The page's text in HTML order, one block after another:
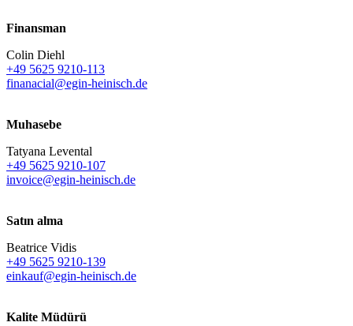
Finansman
Colin Diehl
+49 5625 9210-113
finanacial@egin-heinisch.de
Muhasebe
Tatyana Levental
+49 5625 9210-107
invoice@egin-heinisch.de
Satın alma
Beatrice Vidis
+49 5625 9210-139
einkauf@egin-heinisch.de
Kalite Müdürü